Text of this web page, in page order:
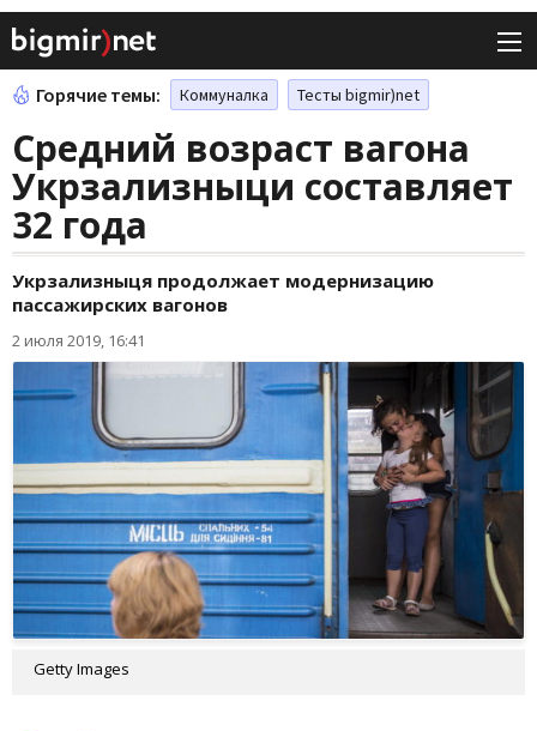
Горячие темы: Коммуналка Тесты bigmir)net
Средний возраст вагона
Укрзализныци составляет
32 года
Укрзализныця продолжает модернизацию
пассажирских вагонов
2 июля 2019, 16:41
Getty Images